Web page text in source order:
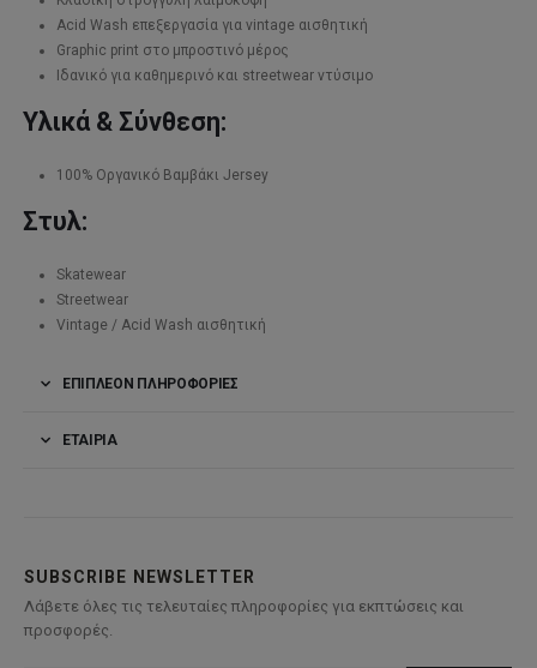
Acid Wash επεξεργασία για vintage αισθητική
Graphic print στο μπροστινό μέρος
Ιδανικό για καθημερινό και streetwear ντύσιμο
Υλικά & Σύνθεση:
100% Οργανικό Βαμβάκι Jersey
Στυλ:
Skatewear
Streetwear
Vintage / Acid Wash αισθητική
ΕΠΙΠΛΈΟΝ ΠΛΗΡΟΦΟΡΊΕΣ
ΕΤΑΙΡΊΑ
SUBSCRIBE NEWSLETTER
Λάβετε όλες τις τελευταίες πληροφορίες για εκπτώσεις και
προσφορές.